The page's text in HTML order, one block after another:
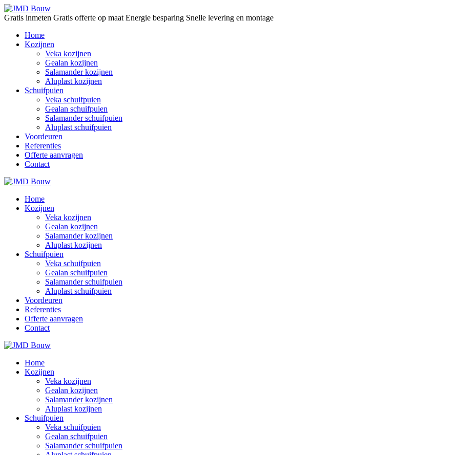
Gratis inmeten Gratis offerte op maat Energie besparing Snelle levering en montage
Home
Kozijnen
Veka kozijnen
Gealan kozijnen
Salamander kozijnen
Aluplast kozijnen
Schuifpuien
Veka schuifpuien
Gealan schuifpuien
Salamander schuifpuien
Aluplast schuifpuien
Voordeuren
Referenties
Offerte aanvragen
Contact
Home
Kozijnen
Veka kozijnen
Gealan kozijnen
Salamander kozijnen
Aluplast kozijnen
Schuifpuien
Veka schuifpuien
Gealan schuifpuien
Salamander schuifpuien
Aluplast schuifpuien
Voordeuren
Referenties
Offerte aanvragen
Contact
Home
Kozijnen
Veka kozijnen
Gealan kozijnen
Salamander kozijnen
Aluplast kozijnen
Schuifpuien
Veka schuifpuien
Gealan schuifpuien
Salamander schuifpuien